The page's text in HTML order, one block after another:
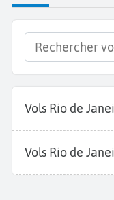
Vols Rio de
Vols Rio de